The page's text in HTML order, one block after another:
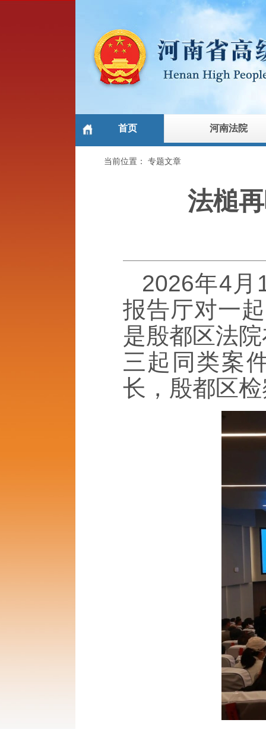
首页 河南法院
当前位置：专题文章
法槌
2026年4月
报告厅对一
是殷都区法
三起同类案
长，殷都区